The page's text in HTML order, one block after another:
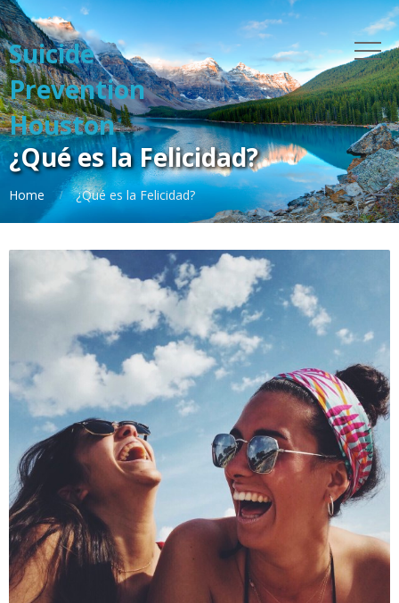
Suicide
Prevention
Houston
¿Qué es la Felicidad?
Home ¿Qué es la Felicidad?